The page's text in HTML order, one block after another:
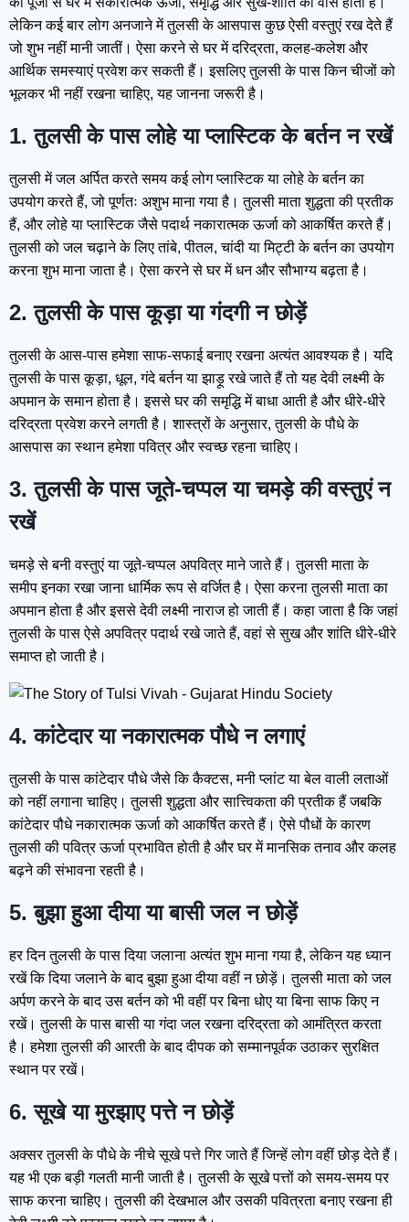
लेकिन कई बार लोग अनजाने में तुलसी के आसपास कुछ ऐसी वस्तुएं रख देते हैं
जो शुभ नहीं मानी जातीं। ऐसा करने से घर में दरिद्रता, कलह-कलेश और
आर्थिक समस्याएं प्रवेश कर सकती हैं। इसलिए तुलसी के पास किन चीजों को
भूलकर भी नहीं रखना चाहिए, यह जानना जरूरी है।
1. तुलसी के पास लोहे या प्लास्टिक के बर्तन न रखें
तुलसी में जल अर्पित करते समय कई लोग प्लास्टिक या लोहे के बर्तन का
उपयोग करते हैं, जो पूर्णतः अशुभ माना गया है। तुलसी माता शुद्धता की प्रतीक
हैं, और लोहे या प्लास्टिक जैसे पदार्थ नकारात्मक ऊर्जा को आकर्षित करते हैं।
तुलसी को जल चढ़ाने के लिए तांबे, पीतल, चांदी या मिट्टी के बर्तन का उपयोग
करना शुभ माना जाता है। ऐसा करने से घर में धन और सौभाग्य बढ़ता है।
2. तुलसी के पास कूड़ा या गंदगी न छोड़ें
तुलसी के आस-पास हमेशा साफ-सफाई बनाए रखना अत्यंत आवश्यक है। यदि
तुलसी के पास कूड़ा, धूल, गंदे बर्तन या झाड़ू रखे जाते हैं तो यह देवी लक्ष्मी के
अपमान के समान होता है। इससे घर की समृद्धि में बाधा आती है और धीरे-धीरे
दरिद्रता प्रवेश करने लगती है। शास्त्रों के अनुसार, तुलसी के पौधे के
आसपास का स्थान हमेशा पवित्र और स्वच्छ रहना चाहिए।
3. तुलसी के पास जूते-चप्पल या चमड़े की वस्तुएं न
रखें
चमड़े से बनी वस्तुएं या जूते-चप्पल अपवित्र माने जाते हैं। तुलसी माता के
समीप इनका रखा जाना धार्मिक रूप से वर्जित है। ऐसा करना तुलसी माता का
अपमान होता है और इससे देवी लक्ष्मी नाराज हो जाती हैं। कहा जाता है कि जहां
तुलसी के पास ऐसे अपवित्र पदार्थ रखे जाते हैं, वहां से सुख और शांति धीरे-धीरे
समाप्त हो जाती है।
4. कांटेदार या नकारात्मक पौधे न लगाएं
तुलसी के पास कांटेदार पौधे जैसे कि कैक्टस, मनी प्लांट या बेल वाली लताओं
को नहीं लगाना चाहिए। तुलसी शुद्धता और सात्त्विकता की प्रतीक हैं जबकि
कांटेदार पौधे नकारात्मक ऊर्जा को आकर्षित करते हैं। ऐसे पौधों के कारण
तुलसी की पवित्र ऊर्जा प्रभावित होती है और घर में मानसिक तनाव और कलह
बढ़ने की संभावना रहती है।
5. बुझा हुआ दीया या बासी जल न छोड़ें
हर दिन तुलसी के पास दिया जलाना अत्यंत शुभ माना गया है, लेकिन यह ध्यान
रखें कि दिया जलाने के बाद बुझा हुआ दीया वहीं न छोड़ें। तुलसी माता को जल
अर्पण करने के बाद उस बर्तन को भी वहीं पर बिना धोए या बिना साफ किए न
रखें। तुलसी के पास बासी या गंदा जल रखना दरिद्रता को आमंत्रित करता
है। हमेशा तुलसी की आरती के बाद दीपक को सम्मानपूर्वक उठाकर सुरक्षित
स्थान पर रखें।
6. सूखे या मुरझाए पत्ते न छोड़ें
अक्सर तुलसी के पौधे के नीचे सूखे पत्ते गिर जाते हैं जिन्हें लोग वहीं छोड़ देते हैं।
यह भी एक बड़ी गलती मानी जाती है। तुलसी के सूखे पत्तों को समय-समय पर
साफ करना चाहिए। तुलसी की देखभाल और उसकी पवित्रता बनाए रखना ही